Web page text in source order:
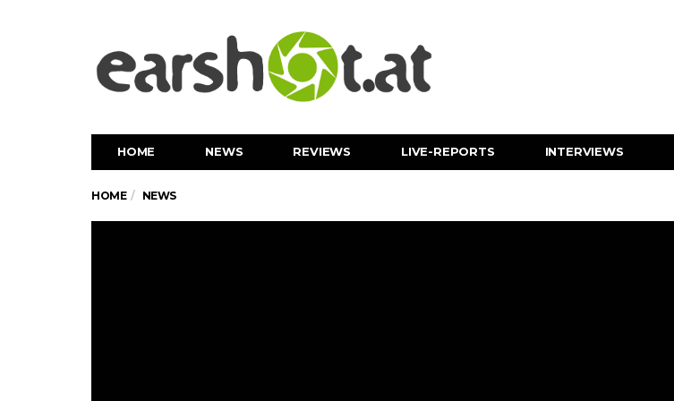
HOME NEWS REVIEWS LIVE-REPORTS INTERVIEWS
HOME NEWS